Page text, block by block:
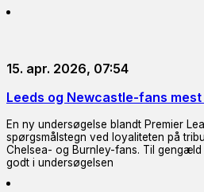
15. apr. 2026, 07:54
Leeds og Newcastle-fans
En ny undersøgelse blandt Premier
spørgsmålstegn ved loyaliteten på
Chelsea- og Burnley-fans. Til
godt i undersøgelsen